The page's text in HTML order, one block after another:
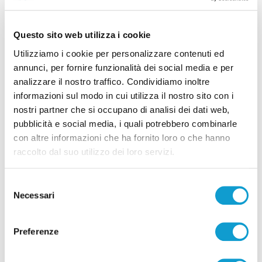
Questo sito web utilizza i cookie
Utilizziamo i cookie per personalizzare contenuti ed
annunci, per fornire funzionalità dei social media e per
analizzare il nostro traffico. Condividiamo inoltre
informazioni sul modo in cui utilizza il nostro sito con i
nostri partner che si occupano di analisi dei dati web,
pubblicità e social media, i quali potrebbero combinarle
con altre informazioni che ha fornito loro o che hanno
raccolto dal suo utilizzo dei loro servizi.
delNecessari
Preferenze
Tutti gli articoli
Correlati